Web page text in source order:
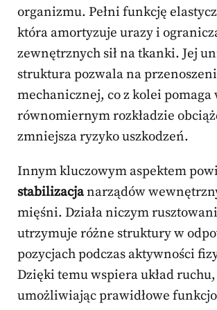
organizmu. Pełni funkcję
która amortyzuje urazy i
zewnętrznych sił na tkanki. Jej
struktura pozwala na
mechanicznej, co z kolei pomaga
równomiernym rozkładzie
zmniejsza ryzyko uszkodzeń.
Innym kluczowym aspektem
stabilizacjanarządów
mięśni. Działa niczym
utrzymuje różne struktury w
pozycjach podczas aktywności
Dzięki temu wspiera układ ruchu,
umożliwiając prawidłowe